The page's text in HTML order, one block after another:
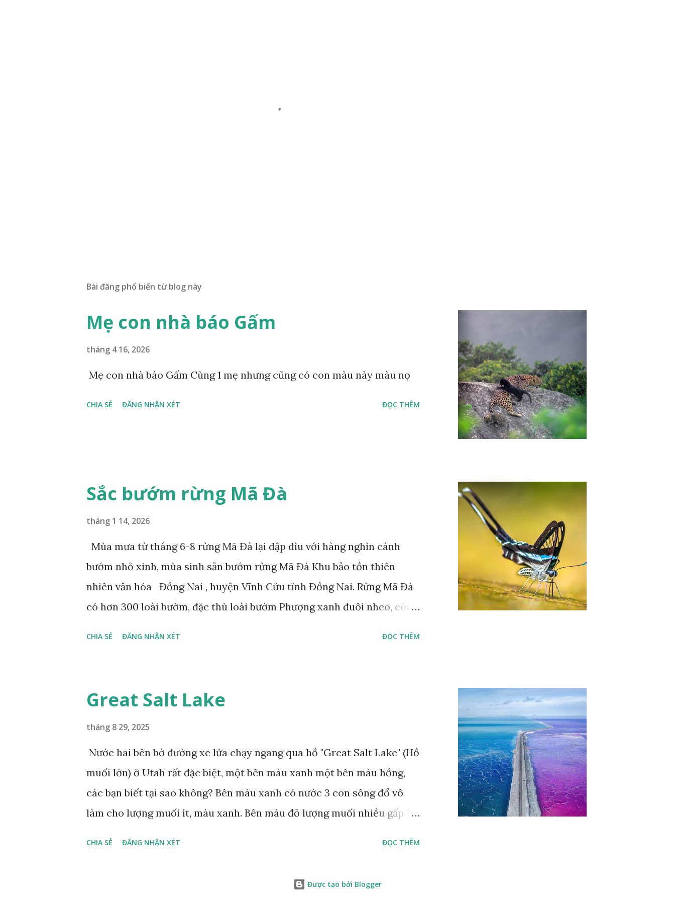
Bài đăng phổ biến từ blog này
Mẹ con nhà báo Gấm
tháng 4 16, 2026
Mẹ con nhà báo Gấm Cùng 1 mẹ nhưng cũng có con màu này màu nọ
CHIA SẺ ĐĂNG NHẬN XÉT ĐỌC THÊM
Sắc bướm rừng Mã Đà
tháng 1 14, 2026
Mùa mưa từ tháng 6-8 rừng Mã Đà lại dập dìu với hàng nghìn cánh
bướm nhỏ xinh, mùa sinh sản bướm rừng Mã Đà Khu bảo tồn thiên
nhiên văn hóa Đồng Nai , huyện Vĩnh Cửu tỉnh Đồng Nai. Rừng Mã Đà
có hơn 300 loài bướm, đặc thù loài bướm Phượng xanh đuôi nheo, còn
CHIA SẺ ĐĂNG NHẬN XÉT ĐỌC THÊM
Great Salt Lake
tháng 8 29, 2025
Nước hai bên bờ đường xe lửa chạy ngang qua hồ "Great Salt Lake" (Hồ
muối lớn) ở Utah rất đặc biệt, một bên màu xanh một bên màu hồng,
các bạn biết tại sao không? Bên màu xanh có nước 3 con sông đổ vô
làm cho lượng muối ít, màu xanh. Bên màu đỏ lượng muối nhiều gấp 10
CHIA SẺ ĐĂNG NHẬN XÉT ĐỌC THÊM
Được tạo bởi Blogger